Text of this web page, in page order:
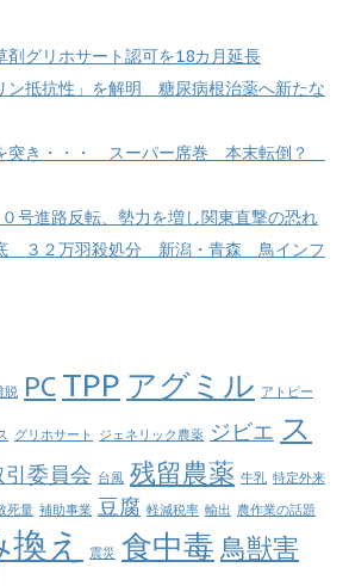
剤グリホサート認可を18カ月延長
ン抵抗性」を解明 糖尿病根治薬へ新たな
突き・・・ スーパー席巻 本末転倒？
号進路反転、勢力を増し関東直撃の恐れ
３２万羽殺処分 新潟・青森 鳥インフ
脱 PC TPP アグミル アトピー
グリホサート ジェネリック農薬 ジビエ ス
委員会 台風 残留農薬 牛乳 特定外来
死量 補助事業 豆腐 軽減税率 輸出 農作業の話題
え 震災 食中毒 鳥獣害